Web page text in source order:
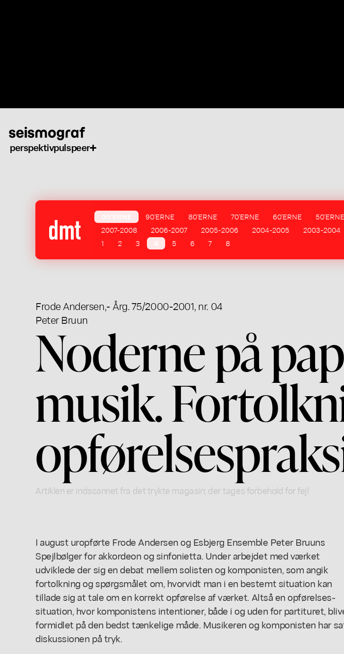
perspektivpulspeer
90'ERNE 80'ERNE 70'ERNE 60'ERNE 50'ERNE
2007-2008
2006-2007 2005-2006 2004-2005 2003-2004
1
2 3 5 6 7 8
Frode Andersen,
Peter Bruun
- Årg. 75/2000-2001, nr. 04
Noderne på
musik.
Artiklen er indscannet fra det trykte magasin; der tages forbehold for fejl
I august uropførte Frode Andersen og Esbjerg Ensemble Peter Bruuns
Spejlbølger for akkordeon og sinfonietta. Under arbejdet med værket
udviklede der sig en debat mellem solisten og komponisten, som angik
fortolkning og spørgsmålet om, hvorvidt man i en bestemt situation kan
tillade sig at tale om en korrekt opførelse af værket. Altså en opførelses-
situation, hvor komponistens intentioner, både i og uden for partituret,
formidlet på den bedst tænkelige måde. Musikeren og komponisten har
diskussionen på tryk.